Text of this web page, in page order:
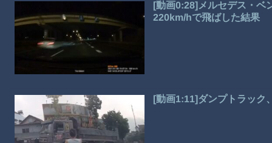
[動画0:28]メルセデス・ベ
220km/hで飛ばした結果
[動画1:11]ダンプトラック